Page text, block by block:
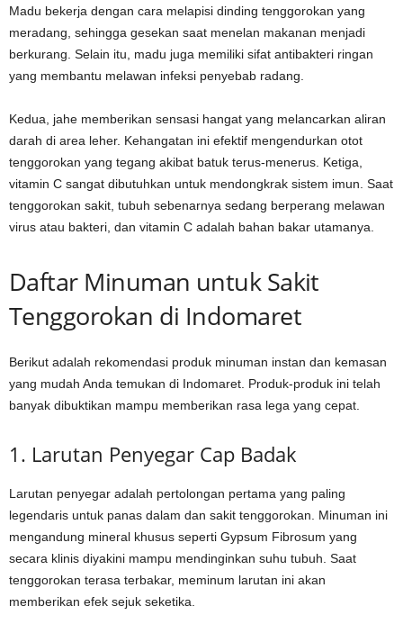
Madu bekerja dengan cara melapisi dinding tenggorokan yang
meradang, sehingga gesekan saat menelan makanan menjadi
berkurang. Selain itu, madu juga memiliki sifat antibakteri ringan
yang membantu melawan infeksi penyebab radang.
Kedua, jahe memberikan sensasi hangat yang melancarkan aliran
darah di area leher. Kehangatan ini efektif mengendurkan otot
tenggorokan yang tegang akibat batuk terus-menerus. Ketiga,
vitamin C sangat dibutuhkan untuk mendongkrak sistem imun. Saat
tenggorokan sakit, tubuh sebenarnya sedang berperang melawan
virus atau bakteri, dan vitamin C adalah bahan bakar utamanya.
Daftar Minuman untuk Sakit
Tenggorokan di Indomaret
Berikut adalah rekomendasi produk minuman instan dan kemasan
yang mudah Anda temukan di Indomaret. Produk-produk ini telah
banyak dibuktikan mampu memberikan rasa lega yang cepat.
1. Larutan Penyegar Cap Badak
Larutan penyegar adalah pertolongan pertama yang paling
legendaris untuk panas dalam dan sakit tenggorokan. Minuman ini
mengandung mineral khusus seperti Gypsum Fibrosum yang
secara klinis diyakini mampu mendinginkan suhu tubuh. Saat
tenggorokan terasa terbakar, meminum larutan ini akan
memberikan efek sejuk seketika.